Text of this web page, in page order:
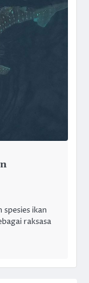
ikan
raksasa